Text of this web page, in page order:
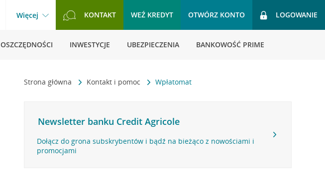
Więcej KONTAKT WEŹ KREDYT OTWÓRZ KONTO LOGOWANIE
OSZCZĘDNOŚCI INWESTYCJE UBEZPIECZENIA BANKOWOŚĆ PRIME
Strona główna Kontakt i pomoc Wpłatomat
Newsletter banku Credit Agricole
Dołącz do grona subskrybentów i bądź na bieżąco z nowościami i
promocjami